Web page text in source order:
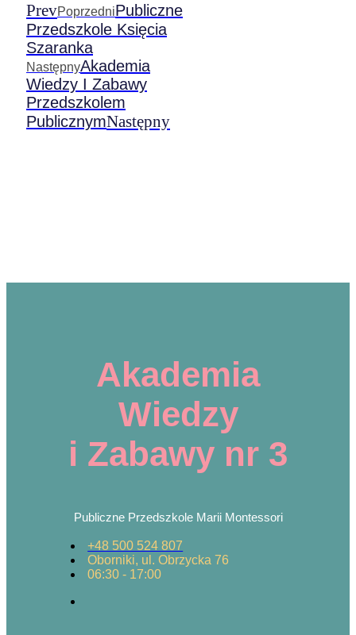
PrevPoprzedniPubliczne
Przedszkole Księcia
Szaranka
NastępnyAkademia
Wiedzy I Zabawy
Przedszkolem
PublicznymNastępny
Akademia
Wiedzy
i Zabawy nr 3
Publiczne Przedszkole Marii Montessori
+48 500 524 807
Oborniki, ul. Obrzycka 76
06:30 - 17:00